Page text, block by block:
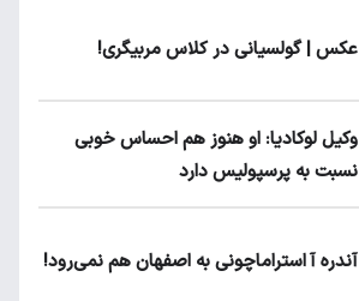
عکس | گولسیانی در کلاس مربیگری!
وکیل لوکادیا: او هنوز هم احساس خوبی
نسبت به پرسپولیس دارد
آندره آ استراماچونی به اصفهان هم نمی‌رود!